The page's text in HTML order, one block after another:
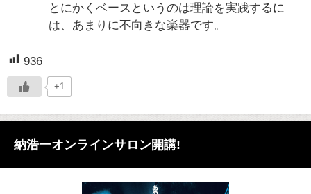
とにかくベースというのは理論を実践するに
は、あまりに不向きな楽器です。
936
+1
納浩一オンラインサロン開講!